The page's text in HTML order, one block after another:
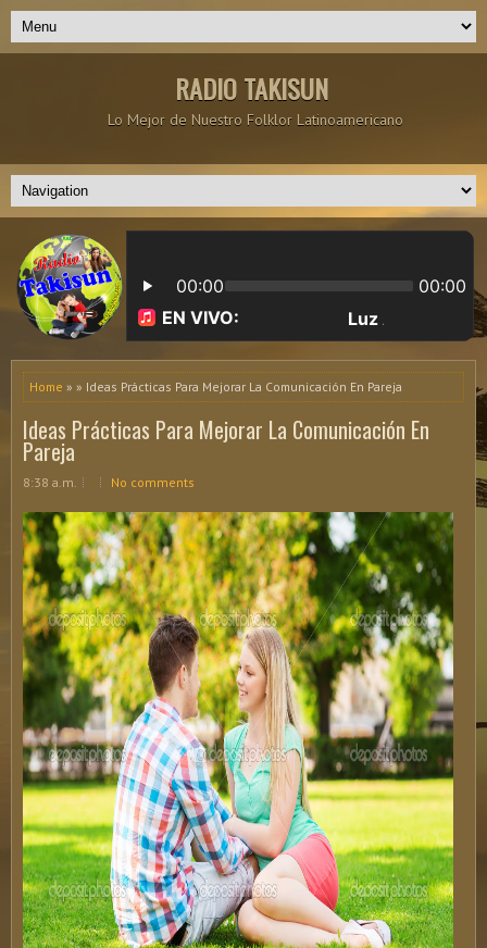
RADIO TAKISUN
Lo Mejor de Nuestro Folklor Latinoamericano
Home » » Ideas Prácticas Para Mejorar La Comunicación En Pareja
Ideas Prácticas Para Mejorar La Comunicación En
Pareja
8:38 a.m. No comments